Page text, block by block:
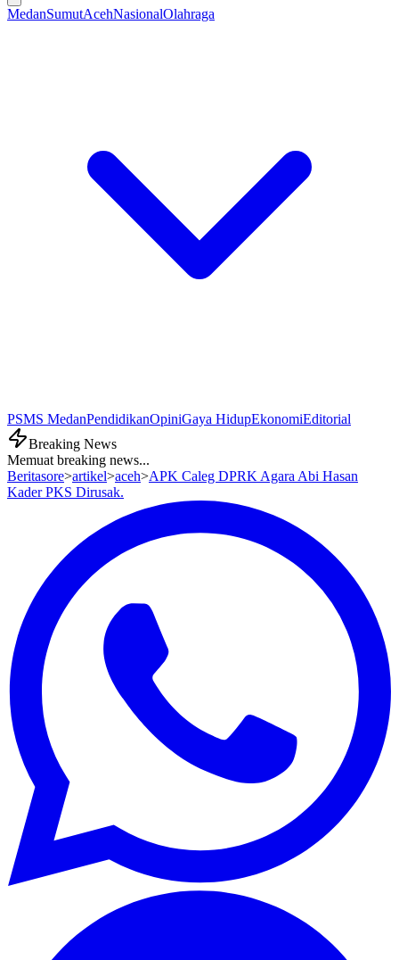
MedanSumutAcehNasionalOlahraga
PSMS MedanPendidikanOpiniGaya HidupEkonomiEditorial
Breaking News
Memuat breaking news...
Beritasore>artikel>aceh>APK Caleg DPRK Agara Abi Hasan
Kader PKS Dirusak.